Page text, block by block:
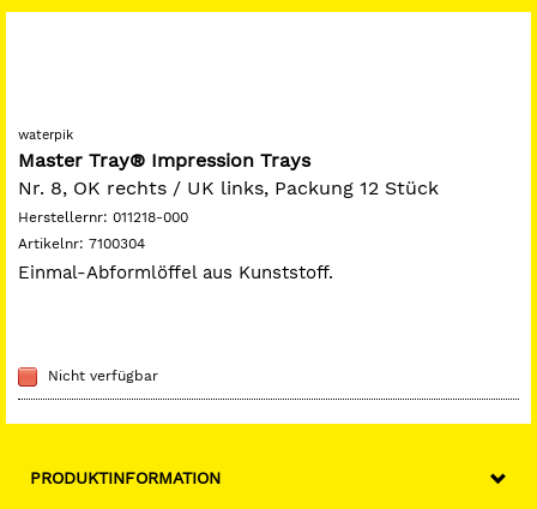
waterpik
Master Tray® Impression Trays
Nr. 8, OK rechts / UK links, Packung 12 Stück
Herstellernr: 011218-000
Artikelnr: 7100304
Einmal-Abformlöffel aus Kunststoff.
Nicht verfügbar
PRODUKTINFORMATION